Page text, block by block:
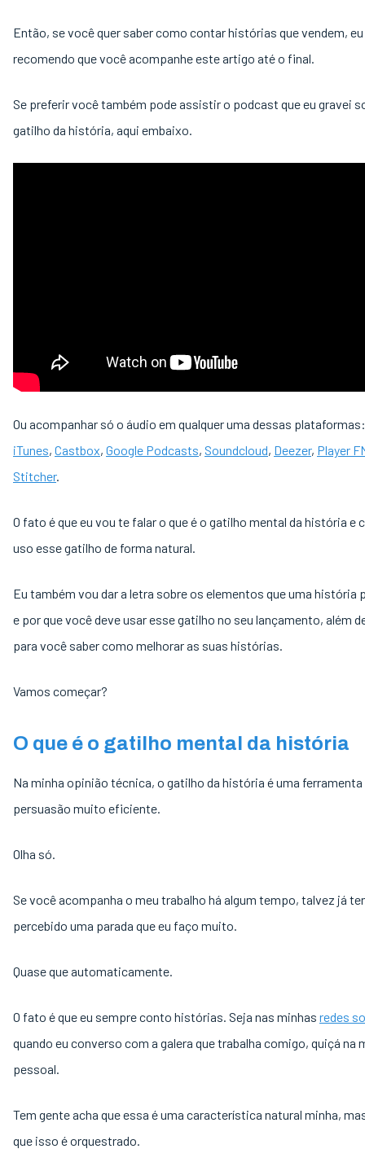
Então, se você quer saber como contar histórias que vendem, eu
recomendo que você acompanhe este artigo até o final.
Se preferir você também pode assistir o podcast que eu gravei
gatilho da história, aqui embaixo.
Ou acompanhar só o áudio em qualquer uma dessas
iTunes, Castbox, Google Podcasts, Soundcloud, Deezer, Player
Stitcher.
O fato é que eu vou te falar o que é o gatilho mental da história e
uso esse gatilho de forma natural.
Eu também vou dar a letra sobre os elementos que uma história
e por que você deve usar esse gatilho no seu lançamento, além
para você saber como melhorar as suas histórias.
Vamos começar?
O que é o gatilho mental da história
Na minha opinião técnica, o gatilho da história é uma ferramenta
persuasão muito eficiente.
Olha só.
Se você acompanha o meu trabalho há algum tempo, talvez já
percebido uma parada que eu faço muito.
Quase que automaticamente.
O fato é que eu sempre conto histórias. Seja nas minhas redes
quando eu converso com a galera que trabalha comigo, quiçá na
pessoal.
Tem gente acha que essa é uma característica natural minha,
que isso é orquestrado.